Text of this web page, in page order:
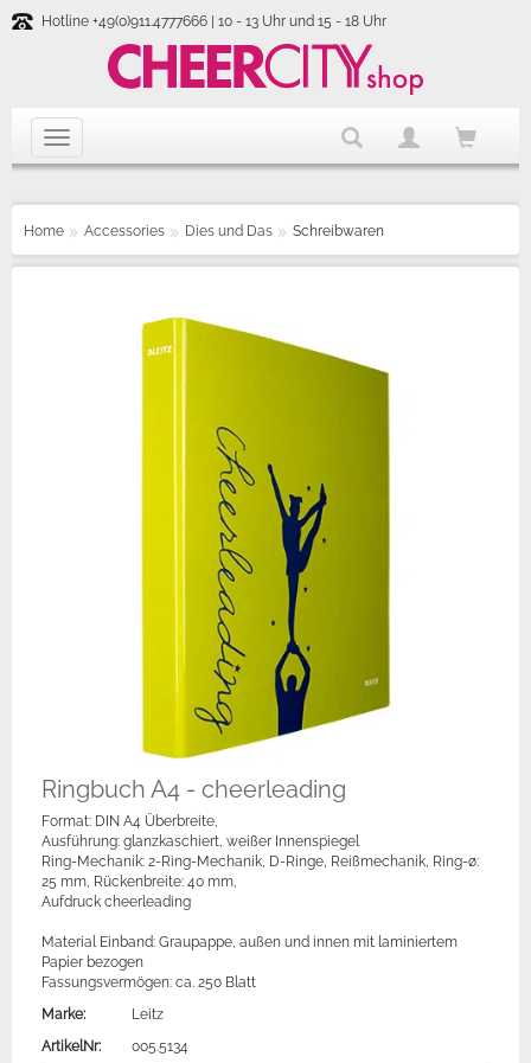
Hotline +49(0)911.4777666 | 10 - 13 Uhr und 15 - 18 Uhr
Home Accessories Dies und Das Schreibwaren
Ringbuch A4 - cheerleading
Format: DIN A4 Überbreite,
Ausführung: glanzkaschiert, weißer Innenspiegel
Ring-Mechanik: 2-Ring-Mechanik, D-Ringe, Reißmechanik, Ring-ø:
25 mm, Rückenbreite: 40 mm,
Aufdruck cheerleading
Material Einband: Graupappe, außen und innen mit laminiertem
Papier bezogen
Fassungsvermögen: ca. 250 Blatt
Marke:
Leitz
ArtikelNr:
005.5134